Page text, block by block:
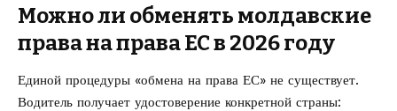
Можно ли обменять молдавские
права на права ЕС в 2026 году
Единой процедуры «обмена на права ЕС» не существует.
Водитель получает удостоверение конкретной страны: